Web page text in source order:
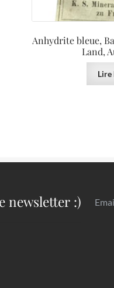
Anhydrite bleue,
Land,
Lire
newsletter :)